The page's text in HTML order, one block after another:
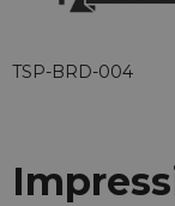
TSP-BRD-004